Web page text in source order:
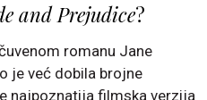
and Prejudice?
romanu Jane
je već dobila brojne
najpoznatija filmska verzija